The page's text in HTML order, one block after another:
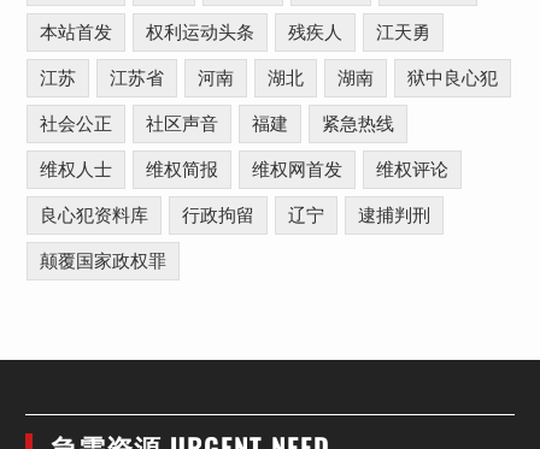
本站首发 权利运动头条 残疾人 江天勇
江苏 江苏省 河南 湖北 湖南 狱中良心犯
社会公正 社区声音 福建 紧急热线
维权人士 维权简报 维权网首发 维权评论
良心犯资料库 行政拘留 辽宁 逮捕判刑
颠覆国家政权罪